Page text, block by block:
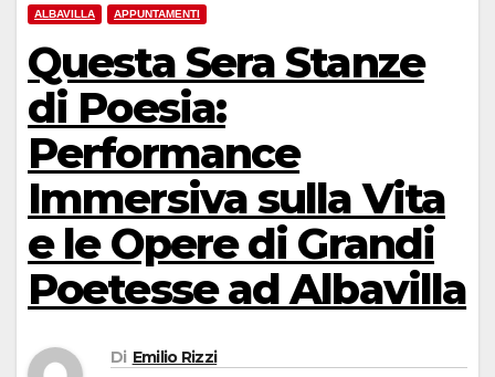
ALBAVILLA APPUNTAMENTI
Questa Sera Stanze
di Poesia:
Performance
Immersiva sulla Vita
e le Opere di Grandi
Poetesse ad Albavilla
Di Emilio Rizzi